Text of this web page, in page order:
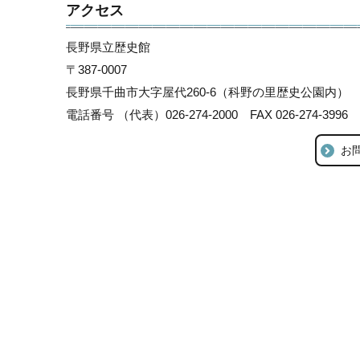
アクセス
長野県立歴史館
〒387-0007
長野県千曲市大字屋代260-6（科野の里歴史公園内）
電話番号 （代表）026-274-2000 FAX 026-274-3996
お